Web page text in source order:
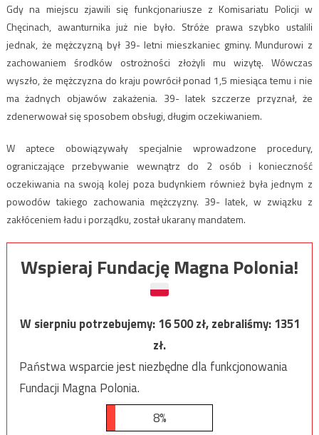
Gdy na miejscu zjawili się funkcjonariusze z Komisariatu Policji w
Chęcinach, awanturnika już nie było. Stróże prawa szybko ustalili
jednak, że mężczyzną był 39- letni mieszkaniec gminy. Mundurowi z
zachowaniem środków ostrożności złożyli mu wizytę. Wówczas
wyszło, że mężczyzna do kraju powrócił ponad 1,5 miesiąca temu i nie
ma żadnych objawów zakażenia. 39- latek szczerze przyznał, że
zdenerwował się sposobem obsługi, długim oczekiwaniem.
W aptece obowiązywały specjalnie wprowadzone procedury,
ograniczające przebywanie wewnątrz do 2 osób i konieczność
oczekiwania na swoją kolej poza budynkiem również była jednym z
powodów takiego zachowania mężczyzny. 39- latek, w związku z
zakłóceniem ładu i porządku, został ukarany mandatem.
Wspieraj Fundację Magna Polonia!
W sierpniu potrzebujemy:16 500zł, zebraliśmy:1351
zł.
Państwa wsparcie jest niezbędne dla funkcjonowania
Fundacji Magna Polonia.
8%